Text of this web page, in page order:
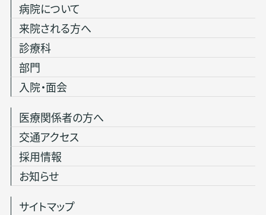
病院について
来院される方へ
診療科
部門
入院・面会
医療関係者の方へ
交通アクセス
採用情報
お知らせ
サイトマップ